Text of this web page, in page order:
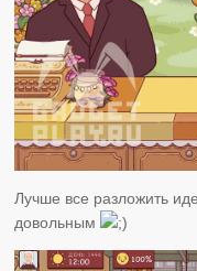
Лучше все разложить
довольным